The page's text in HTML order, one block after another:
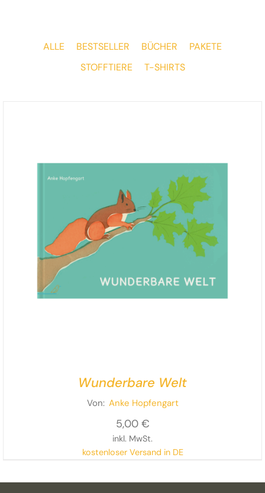
ALLE BESTSELLER BÜCHER
PAKETE
STOFFTIERE
T-SHIRTS
Wunderbare Welt
Von: Anke Hopfengart
5,00 €
inkl. MwSt.
kostenloser Versand in DE